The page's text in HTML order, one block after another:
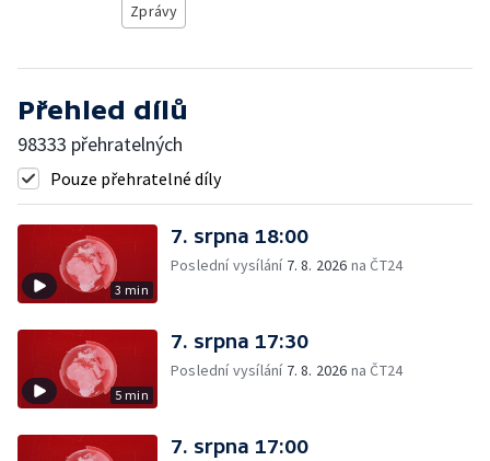
Zprávy
Přehled dílů
98333 přehratelných
Pouze přehratelné díly
3 min
7. srpna 18:00
Poslední vysílání 7. 8. 2026 na ČT24
5 min
7. srpna 17:30
Poslední vysílání 7. 8. 2026 na ČT24
7. srpna 17:00